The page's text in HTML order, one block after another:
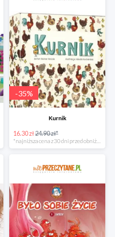
-35%
Kurnik
16.30 zł24.90 zł*
*najniższa cena z 30 dni przed obniżką